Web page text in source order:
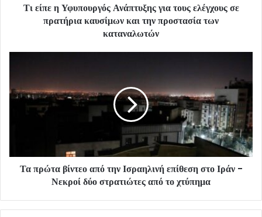
Τι είπε η Υφυπουργός Ανάπτυξης για τους ελέγχους σε
πρατήρια καυσίμων και την προστασία των
καταναλωτών
Τα πρώτα βίντεο από την Ισραηλινή επίθεση στο Ιράν -
Νεκροί δύο στρατιώτες από το χτύπημα